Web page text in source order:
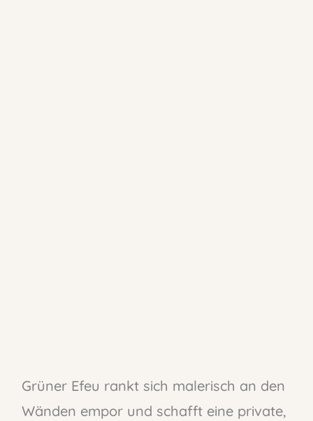
Grüner Efeu rankt sich malerisch an den
Wänden empor und schafft eine private,